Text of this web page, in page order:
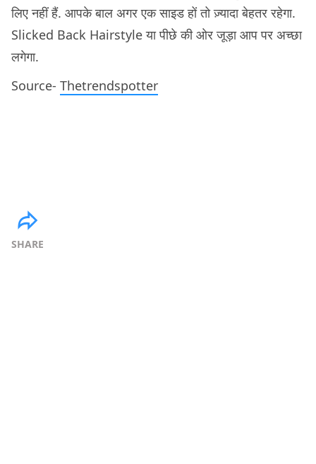
लिए नहीं हैं. आपके बाल अगर एक साइड हों तो ज़्यादा बेहतर रहेगा.
Slicked Back Hairstyle या पीछे की ओर जूड़ा आप पर अच्छा
लगेगा.
Source- Thetrendspotter
SHARE